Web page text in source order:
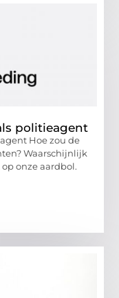
politieagent
Hoe zou de
Waarschijnlijk
onze aardbol.